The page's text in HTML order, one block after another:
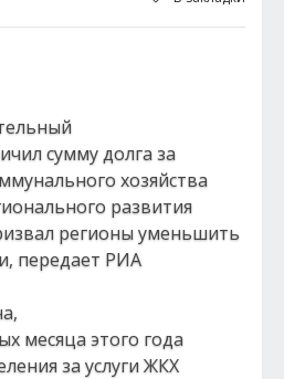
сумму долга за
хозяйства
развития
регионы уменьшить
передает РИА
месяца этого года
за услуги ЖКХ